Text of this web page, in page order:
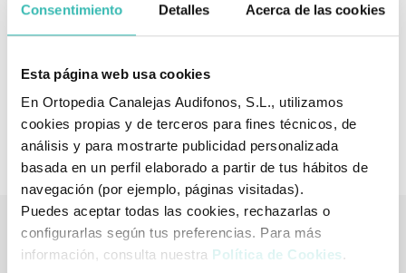
Consentimiento Detalles Acerca de las cookies
Esta página web usa cookies
En Ortopedia Canalejas Audifonos, S.L., utilizamos
cookies propias y de terceros para fines técnicos, de
análisis y para mostrarte publicidad personalizada
basada en un perfil elaborado a partir de tus hábitos de
navegación (por ejemplo, páginas visitadas).
Puedes aceptar todas las cookies, rechazarlas o
configurarlas según tus preferencias. Para más
información, consulta nuestra Política de Cookies .
Modelo: EST-082
Hecho en España
Tienda de artículos ortopédicos